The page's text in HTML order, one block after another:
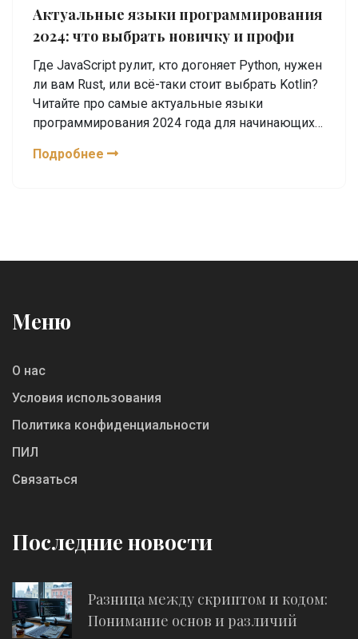
Актуальные языки программирования
2024: что выбрать новичку и профи
Где JavaScript рулит, кто догоняет Python, нужен
ли вам Rust, или всё-таки стоит выбрать Kotlin?
Читайте про самые актуальные языки
программирования 2024 года для начинающих и
Подробнее
Меню
О нас
Условия использования
Политика конфиденциальности
ПИЛ
Связаться
Последние новости
Разница между скриптом и кодом:
Понимание основ и различий